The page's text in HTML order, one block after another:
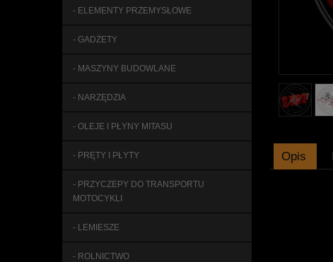
- ELEMENTY PRZEMYSŁOWE
- GADŻETY
- MASZYNY BUDOWLANE
- NARZĘDZIA
- OLEJE I PŁYNY MITASU
- PRĘTY I PŁYTY
- PRZYCZEPY DO TRANSPORTU
MOTOCYKLI
- LEMIESZE
- ROLNICTWO
Opis